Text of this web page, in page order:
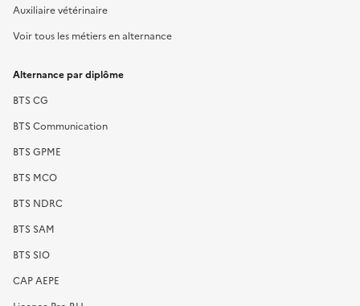
Auxiliaire vétérinaire
Voir tous les métiers en alternance
Alternance par diplôme
BTS CG
BTS Communication
BTS GPME
BTS MCO
BTS NDRC
BTS SAM
BTS SIO
CAP AEPE